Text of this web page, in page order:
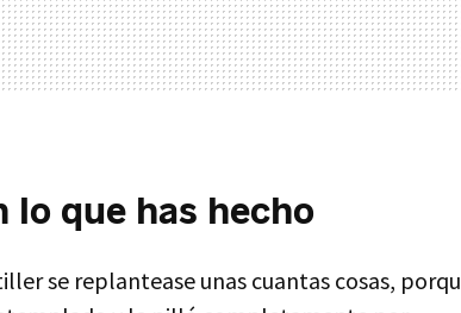
lo que has hecho
se replantease unas cuantas cosas,